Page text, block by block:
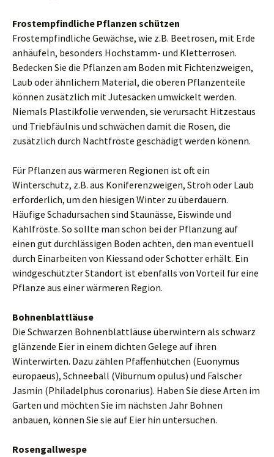
Frostempfindliche Pflanzen schützen
Frostempfindliche Gewächse, wie z.B. Beetrosen, mit Erde
anhäufeln, besonders Hochstamm- und Kletterrosen.
Bedecken Sie die Pflanzen am Boden mit Fichtenzweigen,
Laub oder ähnlichem Material, die oberen Pflanzenteile
können zusätzlich mit Jutesäcken umwickelt werden.
Niemals Plastikfolie verwenden, sie verursacht Hitzestaus
und Triebfäulnis und schwächen damit die Rosen, die
zusätzlich durch Nachtfröste geschädigt werden könenn.
Für Pflanzen aus wärmeren Regionen ist oft ein
Winterschutz, z.B. aus Koniferenzweigen, Stroh oder Laub
erforderlich, um den hiesigen Winter zu überdauern.
Häufige Schadursachen sind Staunässe, Eiswinde und
Kahlfröste. So sollte man schon bei der Pflanzung auf
einen gut durchlässigen Boden achten, den man eventuell
durch Einarbeiten von Kiessand oder Schotter erhält. Ein
windgeschützter Standort ist ebenfalls von Vorteil für eine
Pflanze aus einer wärmeren Region.
Bohnenblattläuse
Die Schwarzen Bohnenblattläuse überwintern als schwarz
glänzende Eier in einem dichten Gelege auf ihren
Winterwirten. Dazu zählen Pfaffenhütchen (Euonymus
europaeus), Schneeball (Viburnum opulus) und Falscher
Jasmin (Philadelphus coronarius). Haben Sie diese Arten im
Garten und möchten Sie im nächsten Jahr Bohnen
anbauen, können Sie sie auf Eier hin untersuchen.
Rosengallwespe